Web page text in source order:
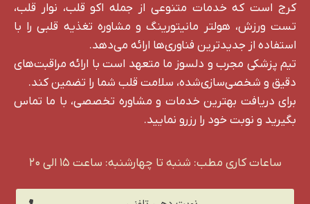
کرج است که خدمات متنوعی از جمله اکو قلب، نوار قلب،
تست ورزش، هولتر مانیتورینگ و مشاوره تغذیه قلبی را با
استفاده از جدیدترین فناوری‌ها ارائه می‌دهد.
تیم پزشکی مجرب و دلسوز ما متعهد است با ارائه مراقبت‌های
دقیق و شخصی‌سازی‌شده، سلامت قلب شما را تضمین کند.
برای دریافت بهترین خدمات و مشاوره تخصصی، با ما تماس
بگیرید و نوبت خود را رزرو نمایید.
ساعات کاری مطب: شنبه تا چهارشنبه: ساعت ۱۵ الی ۲۰